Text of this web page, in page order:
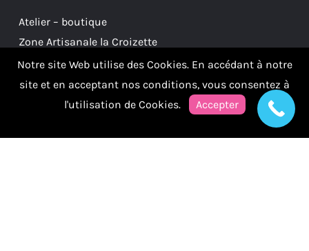
Atelier – boutique
Zone Artisanale la Croizette
38930 Clelles
Notre site Web utilise des Cookies. En accédant à notre
site et en acceptant nos conditions, vous consentez à
l'utilisation de Cookies.
Accepter